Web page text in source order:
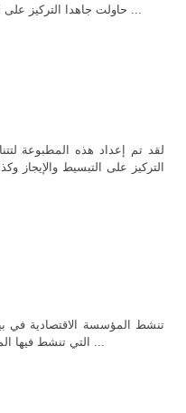
حاولت جاهدا التركيز على التبسيط والإيجاز وكذا الإلمام بالمفاهيم وأسلوب العرض ما أمكن ليسهل للطالب الذي يدرس ...
لقد تم إعداد هذه المطبوعة
التركيز على التبسيط
تنشط المؤسسة الاقتصادية في
التي تنشط فيها المؤسسة من المهام الأساسية الاستراتيجية ،من خلال جمع المعلومات عن التغيرات التي تحدث ...